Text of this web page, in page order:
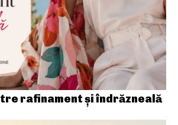
rafinament și îndrăzneală